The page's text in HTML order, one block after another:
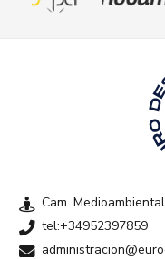
Cam.
tel:+34952397859